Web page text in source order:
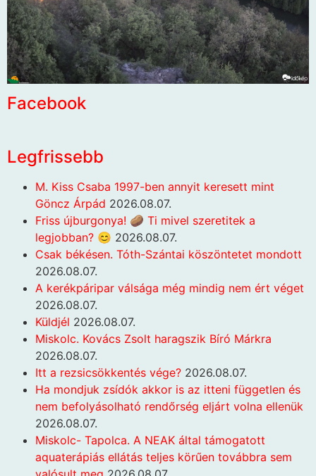
Facebook
Legfrissebb
M. Kiss Csaba 1997-ben annyit keresett mint
Göncz Árpád 2026.08.07.
Friss újburgonya! 🥔 Ti mivel szeretitek a
legjobban? 😊 2026.08.07.
Csak békésen. Tóth-Szántai köszöntetet mondott
2026.08.07.
A kerékpáripar válsága még mindig nem ért véget
2026.08.07.
Küldjél 2026.08.07.
Miskolc. Kovács Zsolt haragszik Bíró Márkra
2026.08.07.
Itt a rezsicsökkentés vége? 2026.08.07.
Ha mondjuk zsídók akkor is az itteni független és
nem befolyásolható rendőrség eljárt volna ellenük
2026.08.07.
Miskolc- Tapolca. A NEAK által támogatott
aquaterápiás ellátás teljes körűen továbbra sem